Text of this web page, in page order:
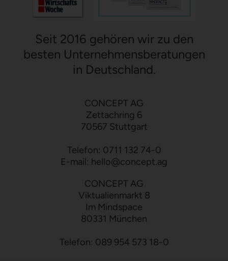
Seit 2016 gehören wir zu den
besten Unternehmensberatungen
in Deutschland.
CONCEPT AG
Zettachring 6
70567 Stuttgart
Telefon: 0711 132 74-0
E-mail: hello@concept.ag
CONCEPT AG
Viktualienmarkt 8
Im Mindspace
80331 München
Telefon: 089 954 573 18-0